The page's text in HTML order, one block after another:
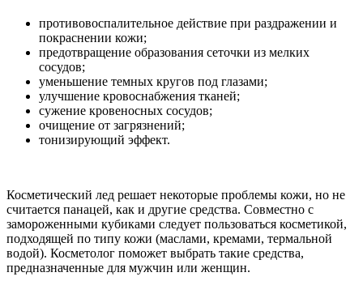
противовоспалительное действие при раздражении и
покраснении кожи;
предотвращение образования сеточки из мелких
сосудов;
уменьшение темных кругов под глазами;
улучшение кровоснабжения тканей;
сужение кровеносных сосудов;
очищение от загрязнений;
тонизирующий эффект.
Косметический лед решает некоторые проблемы кожи, но не
считается панацей, как и другие средства. Совместно с
замороженными кубиками следует пользоваться косметикой,
подходящей по типу кожи (маслами, кремами, термальной
водой). Косметолог поможет выбрать такие средства,
предназначенные для мужчин или женщин.